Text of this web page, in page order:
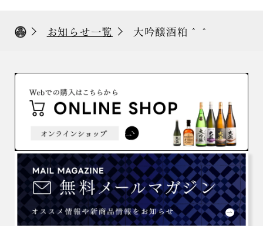
お知らせ一覧 大吟醸酒粕＾＾